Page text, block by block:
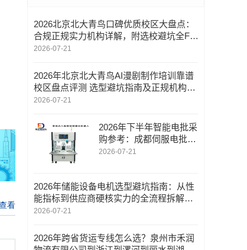
2026北京北大青鸟口碑优质校区大盘点：
合规正规实力机构详解，附选校避坑全FA
Q与地域适配指南
2026-07-21
2026年北京北大青鸟AI漫剧制作培训靠谱
校区盘点评测 选型避坑指南及正规机构解
析FAQ
2026-07-21
2026年下半年智能电批采
购参考：成都伺服电批/
成都坐标式锁螺丝机/成
2026-07-21
2026年储能设备电机选型避坑指南：从性
能指标到供应商硬核实力的全流程拆解
——苏州科义创智能科技
2026-07-21
2026年跨省货运专线怎么选？泉州市禾润